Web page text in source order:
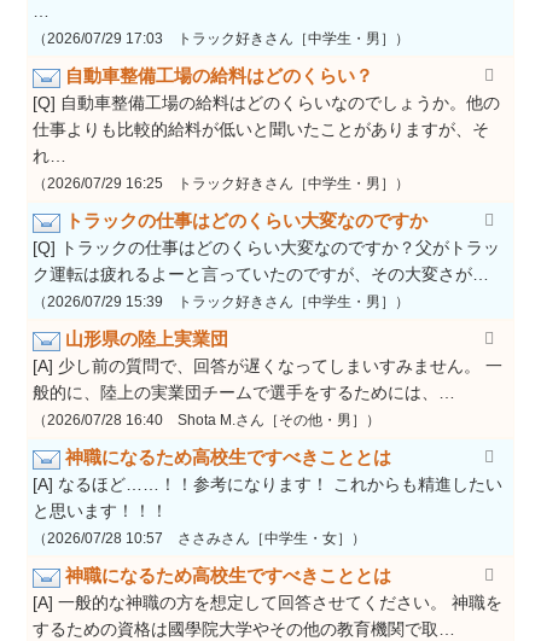
…
（2026/07/29 17:03 トラック好きさん［中学生・男］）
自動車整備工場の給料はどのくらい？
[Q] 自動車整備工場の給料はどのくらいなのでしょうか。他の
仕事よりも比較的給料が低いと聞いたことがありますが、そ
れ…
（2026/07/29 16:25 トラック好きさん［中学生・男］）
トラックの仕事はどのくらい大変なのですか
[Q] トラックの仕事はどのくらい大変なのですか？父がトラッ
ク運転は疲れるよーと言っていたのですが、その大変さが…
（2026/07/29 15:39 トラック好きさん［中学生・男］）
山形県の陸上実業団
[A] 少し前の質問で、回答が遅くなってしまいすみません。 一
般的に、陸上の実業団チームで選手をするためには、…
（2026/07/28 16:40 Shota M.さん［その他・男］）
神職になるため高校生ですべきこととは
[A] なるほど……！！参考になります！ これからも精進したい
と思います！！！
（2026/07/28 10:57 ささみさん［中学生・女］）
神職になるため高校生ですべきこととは
[A] 一般的な神職の方を想定して回答させてください。 神職を
するための資格は國學院大学やその他の教育機関で取…